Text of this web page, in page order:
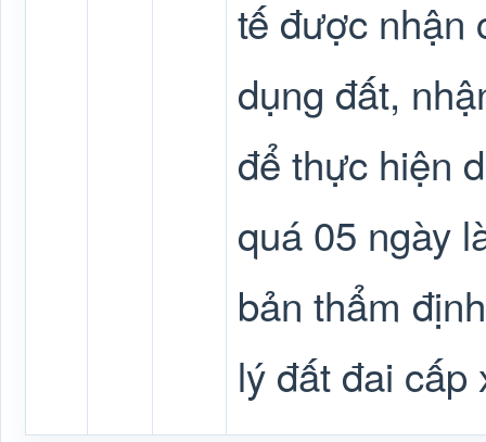
tế được nhận
dụng đất,
để thực hiện
quá 05 ngày
bản thẩm
lý đất đai cấp